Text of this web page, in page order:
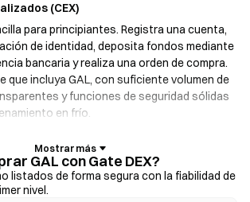
(CEX)
para principiantes. Registra una cuenta,
de identidad, deposita fondos mediante
bancaria y realiza una orden de compra.
que incluya GAL, con suficiente volumen de
y funciones de seguridad sólidas
en frío.
la autogestión. Las billeteras no
mantener tus propias claves privadas e
GAL con Gate DEX?
listados de forma segura con la fiabilidad de
nivel.